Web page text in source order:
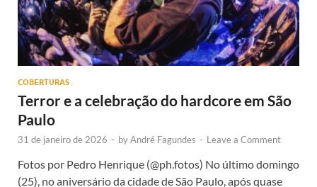
COBERTURAS
Terror e a celebração do hardcore em São
Paulo
31 de janeiro de 2026 - byAndré Fagundes - Leave a Comment
Fotos por Pedro Henrique (@ph.fotos) No último domingo
(25), no aniversário da cidade de São Paulo, após quase